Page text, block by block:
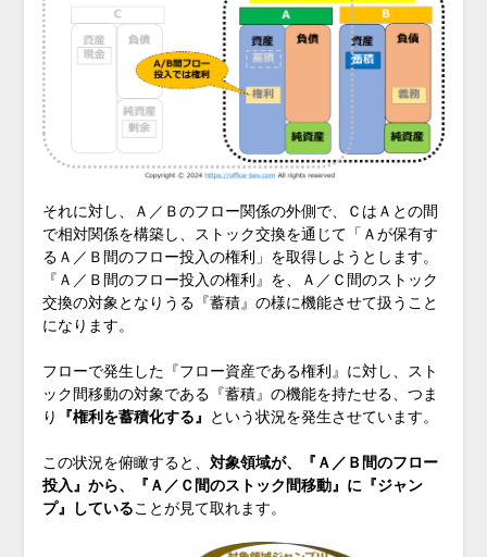
それに対し、Ａ／Ｂのフロー関係の外側で、ＣはＡとの間
で相対関係を構築し、ストック交換を通じて「Ａが保有す
るＡ／Ｂ間のフロー投入の権利」を取得しようとします。
『Ａ／Ｂ間のフロー投入の権利』を、Ａ／Ｃ間のストック
交換の対象となりうる『蓄積』の様に機能させて扱うこと
になります。
フローで発生した『フロー資産である権利』に対し、スト
ック間移動の対象である『蓄積』の機能を持たせる、つま
り
『権利を蓄積化する』 という状況を発生させています。
この状況を俯瞰すると、 対象領域が、『Ａ／Ｂ間のフロー
投入』から、『Ａ／Ｃ間のストック間移動』に『ジャン
プ』していることが見て取れます。